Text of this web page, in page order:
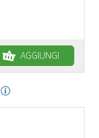
AGGIUNGI